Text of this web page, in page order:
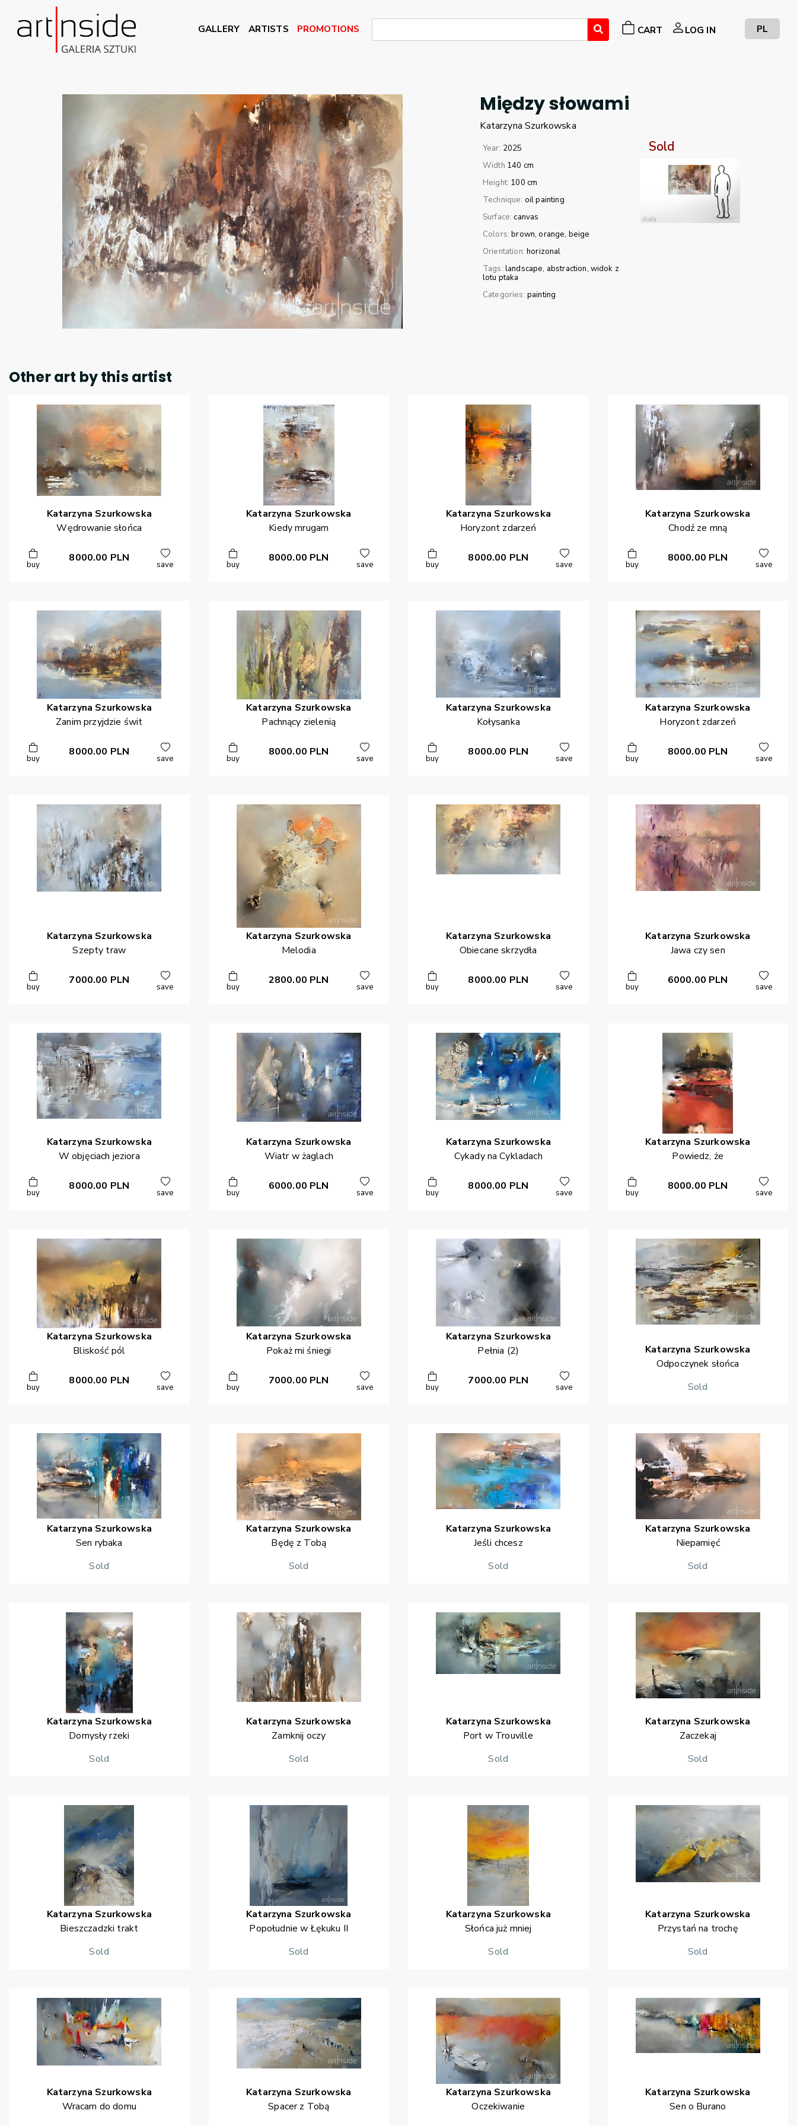
GALLERY ARTISTS PROMOTIONS CART LOG IN PL
Między słowami
Katarzyna Szurkowska
Year: 2025
Width 140 cm
Height: 100 cm
Technique: oil painting
Surface:canvas
Colors:brown orange beige
Orientation:horizonal
Tags: landscape abstraction widok z
lotu ptaka
Categories: painting
Sold
Other art by this artist
Katarzyna Szurkowska
Wędrowanie słońca
buy
8000.00 PLN
save
Katarzyna Szurkowska
Kiedy mrugam
buy
8000.00 PLN
save
Katarzyna Szurkowska
Horyzont zdarzeń
buy
8000.00 PLN
save
Katarzyna Szurkowska
Chodź ze mną
buy
8000.00 PLN
save
Katarzyna Szurkowska
Zanim przyjdzie świt
buy
8000.00 PLN
save
Katarzyna Szurkowska
Pachnący zielenią
buy
8000.00 PLN
save
Katarzyna Szurkowska
Kołysanka
buy
8000.00 PLN
save
Katarzyna Szurkowska
Horyzont zdarzeń
buy
8000.00 PLN
save
Katarzyna Szurkowska
Szepty traw
buy
7000.00 PLN
save
Katarzyna Szurkowska
Melodia
buy
2800.00 PLN
save
Katarzyna Szurkowska
Obiecane skrzydła
buy
8000.00 PLN
save
Katarzyna Szurkowska
Jawa czy sen
buy
6000.00 PLN
save
Katarzyna Szurkowska
W objęciach jeziora
buy
8000.00 PLN
save
Katarzyna Szurkowska
Wiatr w żaglach
buy
6000.00 PLN
save
Katarzyna Szurkowska
Cykady na Cykladach
buy
8000.00 PLN
save
Katarzyna Szurkowska
Powiedz, że
buy
8000.00 PLN
save
Katarzyna Szurkowska
Bliskość pól
buy
8000.00 PLN
save
Katarzyna Szurkowska
Pokaż mi śniegi
buy
7000.00 PLN
save
Katarzyna Szurkowska
Pełnia (2)
buy
7000.00 PLN
save
Katarzyna Szurkowska
Odpoczynek słońca
Sold
Katarzyna Szurkowska
Sen rybaka
Sold
Katarzyna Szurkowska
Będę z Tobą
Sold
Katarzyna Szurkowska
Jeśli chcesz
Sold
Katarzyna Szurkowska
Niepamięć
Sold
Katarzyna Szurkowska
Domysły rzeki
Sold
Katarzyna Szurkowska
Zamknij oczy
Sold
Katarzyna Szurkowska
Port w Trouville
Sold
Katarzyna Szurkowska
Zaczekaj
Sold
Katarzyna Szurkowska
Bieszczadzki trakt
Sold
Katarzyna Szurkowska
Popołudnie w Łękuku II
Sold
Katarzyna Szurkowska
Słońca już mniej
Sold
Katarzyna Szurkowska
Przystań na trochę
Sold
Katarzyna Szurkowska
Wracam do domu
Katarzyna Szurkowska
Spacer z Tobą
Katarzyna Szurkowska
Oczekiwanie
Katarzyna Szurkowska
Sen o Burano